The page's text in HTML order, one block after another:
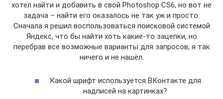
хотел найти и добавить в свой Photoshop CS6, но вот не
задача – найти его оказалось не так уж и просто.
Сначала я решил воспользоваться поисковой системой
Яндекс, что бы найти хоть какие-то зацепки, но
перебрав все возможные варианты для запросов, я так
ничего и не нашёл.
Какой шрифт используется ВКонтакте для
надписей на картинках?